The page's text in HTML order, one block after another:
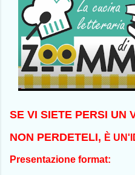
SE VI SIETE PERSI UN
NON PERDETELI, È
Presentazione format: